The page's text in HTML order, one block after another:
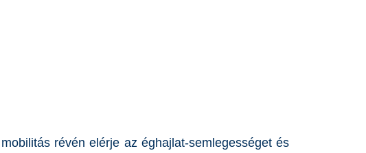
révén elérje az éghajlat-semlegességet és